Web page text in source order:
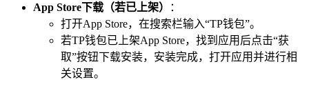
App Store下载（若已上架）
：
打开App Store，在搜索栏输入“TP钱包”。
若TP钱包已上架App Store，找到应用后点击“获
取”按钮下载安装，安装完成，打开应用并进行相
关设置。